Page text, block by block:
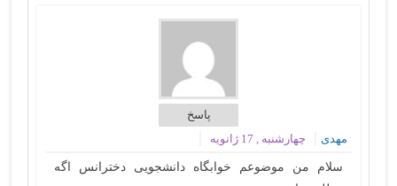
پاسخ
مهدی
چهارشنبه , 17 ژانویه
سلام من موضوعم خوابگاه دانشجویی دخترانس اگه